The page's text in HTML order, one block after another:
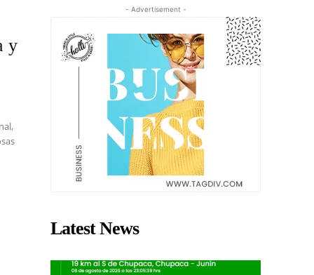
y
- Advertisement -
Latest News